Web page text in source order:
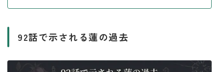
92話で示される蓮の過去